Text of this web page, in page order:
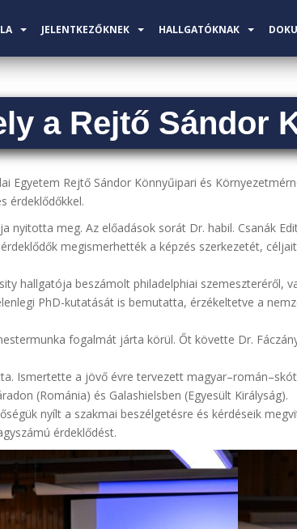
JELENTKEZŐKNEK HALLGATÓKNAK
a Rejtő Sándor
Egyetem Rejtő Sándor Könnyűipari és
érdeklődőkkel.
nyitotta meg. Az előadások sorát Dr. habil. Csanák
megismerhették a képzés szerkezetét,
hallgatója beszámolt philadelphiai szemeszteréről,
PhD-kutatását is bemutatta, érzékeltetve a
fogalmát járta körül. Őt követte Dr.
Ismertette a jövő évre tervezett
(Románia) és Galashielsben (Egyesült Királyság).
nyílt a szakmai beszélgetésre és kérdéseik
érdeklődést.